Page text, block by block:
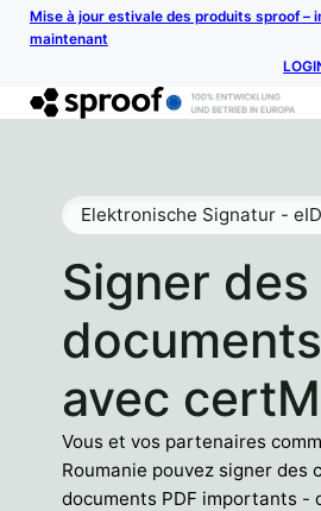
Mise à jour estivale des produits sproof –
maintenant
Signer des
avec
Elektronische Signatur -
Vous et vos partenaires
Roumanie pouvez signer des
documents PDF importants -